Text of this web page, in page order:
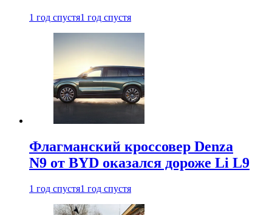
1 год спустя1 год спустя
Флагманский кроссовер Denza
N9 от BYD оказался дороже Li L9
1 год спустя1 год спустя